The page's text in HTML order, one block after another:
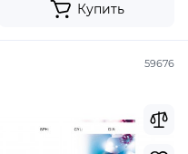
Купить
59676